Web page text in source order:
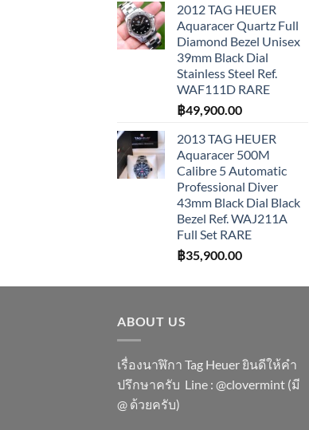
2012 TAG HEUER
Aquaracer Quartz Full
Diamond Bezel Unisex
39mm Black Dial
Stainless Steel Ref.
WAF111D RARE
฿49,900.00
2013 TAG HEUER
Aquaracer 500M
Calibre 5 Automatic
Professional Diver
43mm Black Dial Black
Bezel Ref. WAJ211A
Full Set RARE
฿35,900.00
ABOUT US
เรื่องนาฬิกา Tag Heuer ยินดีให้คำ
ปรึกษาครับ ​Line : @clovermint (มี
@ ด้วยครับ)